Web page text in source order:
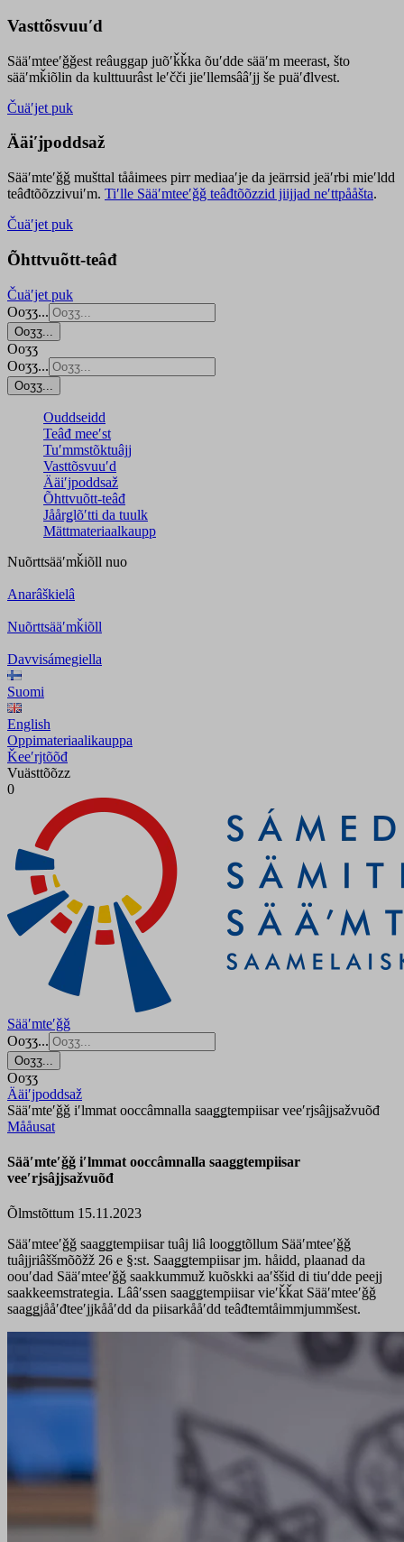
Vasttõsvuuʹd
Sääʹmteeʹǧǧest reâuggap juõʹǩǩka õuʹdde sääʹm meerast, što
sääʹmǩiõlin da kulttuurâst leʹčči jieʹllemsââʹjj še puäʹđlvest.
Čuäʹjet puk
Ääiʹjpoddsaž
Sääʹmteʹǧǧ mušttal tååimees pirr mediaaʹje da jeärrsid jeäʹrbi mieʹldd
teâđtõõzzivuiʹm. Tiʹlle Sääʹmteeʹǧǧ teâđtõõzzid jiijjad neʹttpååšta.
Čuäʹjet puk
Õhttvuõtt-teâđ
Čuäʹjet puk
Ooʒʒ...
Ooʒʒ...
Ooʒʒ
Ooʒʒ...
Ooʒʒ...
Ouddseidd
Teâđ meeʹst
Tuʹmmstõktuâjj
Vasttõsvuuʹd
Ääiʹjpoddsaž
Õhttvuõtt-teâđ
Jåårǥlõʹtti da tuulk
Mättmateriaalkaupp
Nuõrttsääʹmǩiõll nuo
Anarâškielâ
Nuõrttsääʹmǩiõll
Davvisámegiella
Suomi
English
Oppimateriaalikauppa
Ǩeeʹrjtõõđ
Vuästtõõzz
0
Sääʹmteʹǧǧ
Ooʒʒ...
Ooʒʒ...
Ooʒʒ
Ääiʹjpoddsaž
Sääʹmteʹǧǧ iʹlmmat ooccâmnalla saaǥǥtempiisar veeʹrjsâjjsažvuõđ
Mååusat
Sääʹmteʹǧǧ iʹlmmat ooccâmnalla saaǥǥtempiisar
veeʹrjsâjjsažvuõđ
Õlmstõttum 15.11.2023
Sääʹmteeʹǧǧ saaǥǥtempiisar tuâj liâ looǥǥtõllum Sääʹmteeʹǧǧ
tuâjjriâššmõõžž 26 e §:st. Saaǥǥtempiisar jm. håidd, plaanad da
oouʹdad Sääʹmteeʹǧǧ saakkummuž kuõskki aaʹššid di tiuʹdde peejj
saakkeemstrategia. Lââʹssen saaǥǥtempiisar vieʹǩǩat Sääʹmteeʹǧǧ
saaǥǥjååʹđteeʹjjkååʹdd da piisarkååʹdd teâđtemtåimmjummšest.